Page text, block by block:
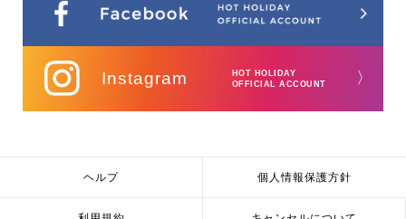
Instagram
HOT HOLIDAY
OFFICIAL ACCOUNT
〉
ヘルプ 個人情報保護方針